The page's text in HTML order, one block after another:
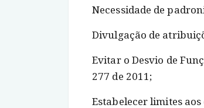
Necessidade de
Divulgação de
Evitar o Desvio de
277 de 2011;
Estabelecer limites